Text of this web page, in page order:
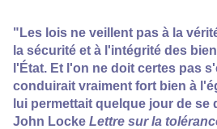
"Les lois ne veillent pas à la
la sécurité et à l'intégrité des
l'État. Et l'on ne doit certes pas
conduirait vraiment fort bien à
lui permettait quelque jour de se
John Locke Lettre sur la